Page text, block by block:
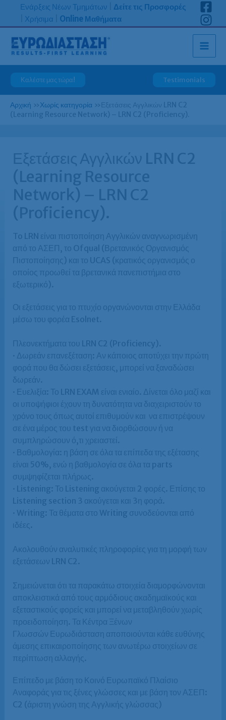
Μετάβαση
περιεχόμενο
Ενάρξεις Νέων Τμημάτων
Δείτε τις Προσφορές
Χρήσιμα Online Μαθήματα
Καλέστε μας τώρα! Testimonials
Αρχική »Χωρίς κατηγορία » Εξετάσεις Αγγλικών LRN C2
(Learning Resource Network) – LRN C2 (Proficiency).
Εξετάσεις Αγγλικών LRN C2
(Learning Resource
Network) – LRN C2
(Proficiency).
To LRN είναι πιστοποίηση Αγγλικών αναγνωρισμένη
από το ΑΣΕΠ, το Ofqual (Βρετανικός Οργανισμός
Πιστοποίησης) και το UCAS (κρατικός οργανισμός ο
οποίος προωθεί τα βρετανικά πανεπιστήμια στο
εξωτερικό).
Οι εξετάσεις για το πτυχίο οργανώνονται στην Ελλάδα
μέσω του φορέα Esolnet.
Πλεονεκτήματα του LRN C2 (Proficiency).
· Δωρεάν επανεξέταση: Αν κάποιος αποτύχει την πρώτη
φορά που θα δώσει εξετάσεις, μπορεί να ξαναδώσει
δωρεάν.
· Ευελιξία: Το LRN EXAM είναι ενιαίο. Δίνεται όλο μαζί και
οι υποψήφιοι έχουν τη δυνατότητα να διαχειριστούν το
χρόνο τους όπως αυτοί επιθυμούν και να επιστρέψουν
σε ένα μέρος του test για να διορθώσουν ή να
συμπληρώσουν ό,τι χρειαστεί.
· Βαθμολογία: η βάση σε όλα τα επίπεδα της εξέτασης
είναι 50%, ενώ η βαθμολογία σε όλα τα parts
συμψηφίζεται πλήρως.
· Listening: Το Listening ακούγεται 2 φορές. Επίσης το
Listening section 3 ακούγεται και 3η φορά.
· Writing: Τα θέματα στο Writing συνοδεύονται από
ιδέες.
Ακολουθούν αναλυτικές πληροφορίες για τη μορφή των
εξετάσεων LRN C2.
Σημειώνεται ότι τα παρακάτω στοιχεία διαμορφώνονται
αποκλειστικά από τους αρμόδιους ακαδημαϊκούς και
εξεταστικούς φορείς και μπορεί να μεταβληθούν χωρίς
προειδοποίηση. Τα Κέντρα Ξένων
Γλωσσών Ευρωδιάσταση αποποιούνται κάθε ευθύνης
άμεσης επικαιροποίησης των ανωτέρω στοιχείων σε
περίπτωση αλλαγής.
Επίπεδο με βάση το Κοινό Ευρωπαϊκό Πλαίσιο
Αναφοράς για τις ξένες γλώσσες και με βάση τον ΑΣΕΠ:
C2 (άριστη γνώση της Αγγλικής γλώσσας)